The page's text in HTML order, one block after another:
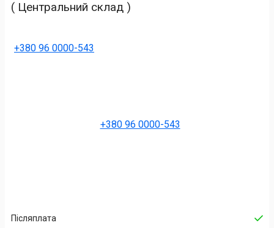
( Центральний склад )
+380 96 0000-543
+380 96 0000-543
Післяплата